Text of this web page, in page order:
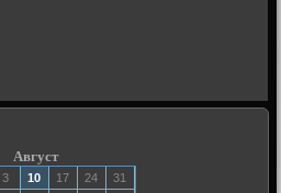
Август
3 10 17 24
31